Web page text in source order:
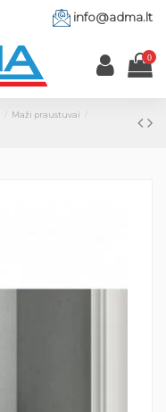
info@adma.lt
0
Maži praustuvai